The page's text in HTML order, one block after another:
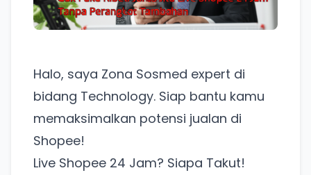
Halo, saya Zona Sosmed expert di
bidang Technology. Siap bantu kamu
memaksimalkan potensi jualan di
Shopee!
Live Shopee 24 Jam? Siapa Takut!